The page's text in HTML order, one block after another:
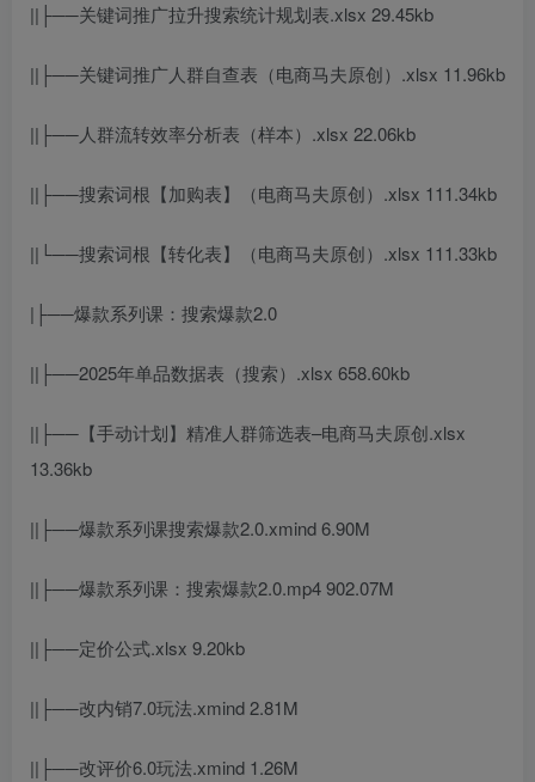
||├──关键词推广拉升搜索统计规划表.xlsx 29.45kb
||├──关键词推广人群自查表（电商马夫原创）.xlsx 11.96kb
||├──人群流转效率分析表（样本）.xlsx 22.06kb
||├──搜索词根【加购表】（电商马夫原创）.xlsx 111.34kb
||└──搜索词根【转化表】（电商马夫原创）.xlsx 111.33kb
|├──爆款系列课：搜索爆款2.0
||├──2025年单品数据表（搜索）.xlsx 658.60kb
||├──【手动计划】精准人群筛选表–电商马夫原创.xlsx
13.36kb
||├──爆款系列课搜索爆款2.0.xmind 6.90M
||├──爆款系列课：搜索爆款2.0.mp4 902.07M
||├──定价公式.xlsx 9.20kb
||├──改内销7.0玩法.xmind 2.81M
||├──改评价6.0玩法.xmind 1.26M